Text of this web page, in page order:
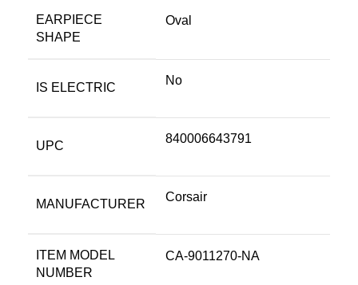
EARPIECE
SHAPE
‎Oval
IS ELECTRIC
‎No
UPC
‎840006643791
MANUFACTURER
‎Corsair
ITEM MODEL
NUMBER
‎CA-9011270-NA